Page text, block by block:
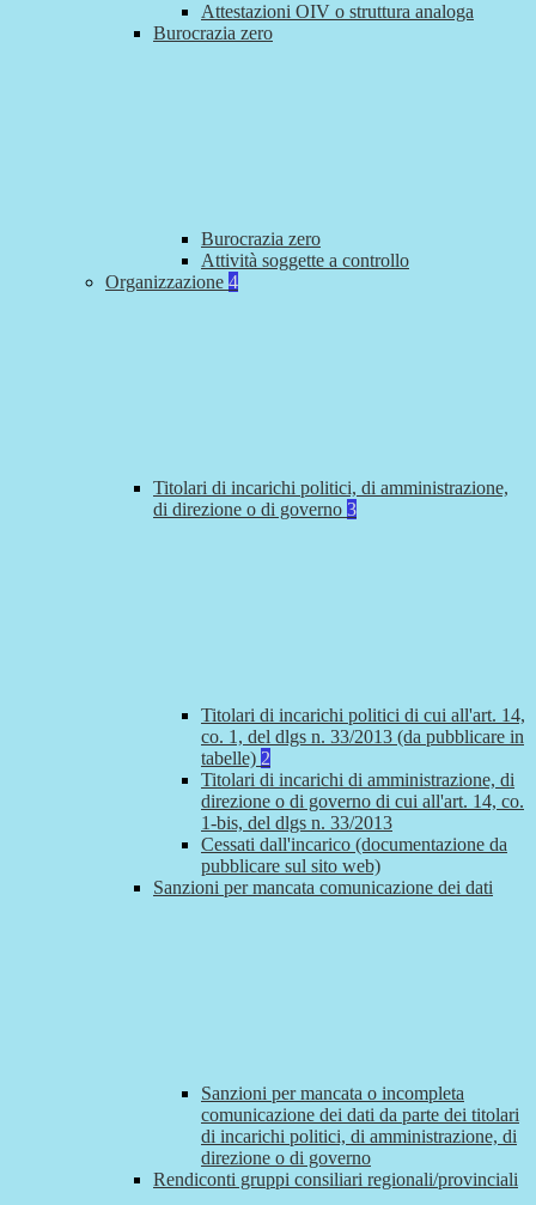
Attestazioni OIV o struttura analoga
Burocrazia zero
Burocrazia zero
Attività soggette a controllo
Organizzazione 4
Titolari di incarichi politici, di amministrazione,
di direzione o di governo 3
Titolari di incarichi politici di cui all'art. 14,
co. 1, del dlgs n. 33/2013 (da pubblicare in
tabelle) 2
Titolari di incarichi di amministrazione, di
direzione o di governo di cui all'art. 14, co.
1-bis, del dlgs n. 33/2013
Cessati dall'incarico (documentazione da
pubblicare sul sito web)
Sanzioni per mancata comunicazione dei dati
Sanzioni per mancata o incompleta
comunicazione dei dati da parte dei titolari
di incarichi politici, di amministrazione, di
direzione o di governo
Rendiconti gruppi consiliari regionali/provinciali